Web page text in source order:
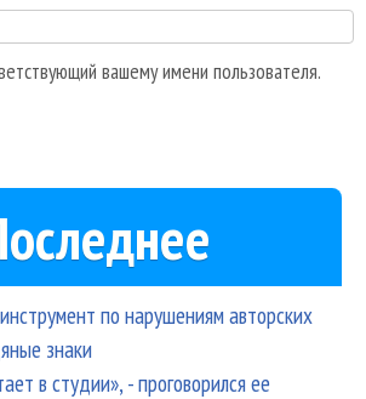
вашему имени пользователя.
по нарушениям авторских
знаки
в студии», - проговорился ее